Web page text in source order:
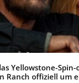
Yellowstone-
Ranch offiziell um